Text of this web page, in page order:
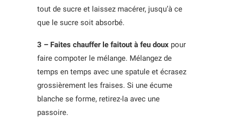
tout de sucre et laissez macérer, jusqu’à ce
que le sucre soit absorbé.
3 – Faites chauffer le faitout à feu doux pour
faire compoter le mélange. Mélangez de
temps en temps avec une spatule et écrasez
grossièrement les fraises. Si une écume
blanche se forme, retirez-la avec une
passoire.